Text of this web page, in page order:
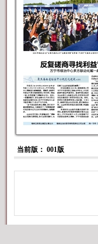
当前版： 001版